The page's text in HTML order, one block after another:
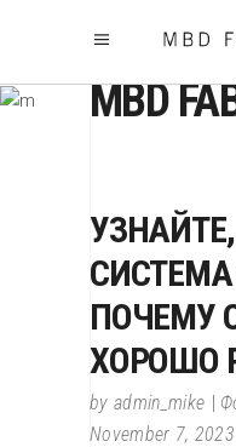
MBD
СИСТЕМА
ПОЧЕМУ
ХОРОШО
by admin_mike
November 7, 2023